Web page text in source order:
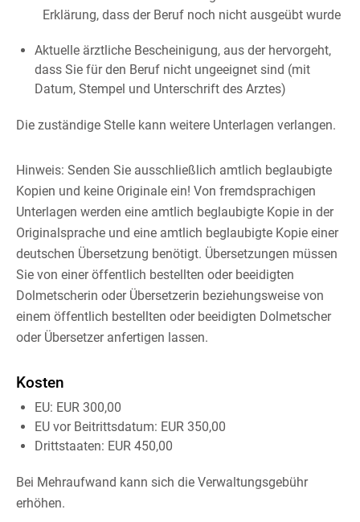
Erklärung, dass der Beruf noch nicht ausgeübt wurde
Aktuelle ärztliche Bescheinigung, aus der hervorgeht,
dass Sie für den Beruf nicht ungeeignet sind (mit
Datum, Stempel und Unterschrift des Arztes)
Die zuständige Stelle kann weitere Unterlagen verlangen.
Hinweis: Senden Sie ausschließlich amtlich beglaubigte
Kopien und keine Originale ein! Von fremdsprachigen
Unterlagen werden eine amtlich beglaubigte Kopie in der
Originalsprache und eine amtlich beglaubigte Kopie einer
deutschen Übersetzung benötigt. Übersetzungen müssen
Sie von einer öffentlich bestellten oder beeidigten
Dolmetscherin oder Übersetzerin beziehungsweise von
einem öffentlich bestellten oder beeidigten Dolmetscher
oder Übersetzer anfertigen lassen.
Kosten
EU: EUR 300,00
EU vor Beitrittsdatum: EUR 350,00
Drittstaaten: EUR 450,00
Bei Mehraufwand kann sich die Verwaltungsgebühr
erhöhen.